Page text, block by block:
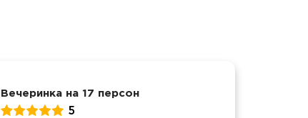
Вечеринка на 17 персон
5